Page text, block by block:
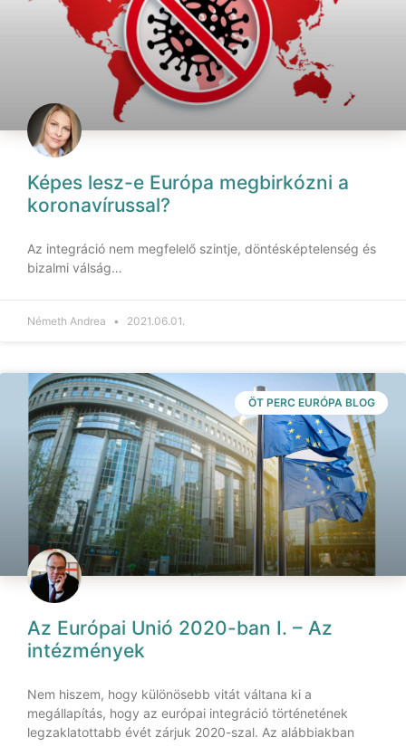
Képes lesz-e Európa megbirkózni a
koronavírussal?
Az integráció nem megfelelő szintje, döntésképtelenség és
bizalmi válság…
Németh Andrea 2021.06.01.
ÖT PERC EURÓPA BLOG
Az Európai Unió 2020-ban I. – Az
intézmények
Nem hiszem, hogy különösebb vitát váltana ki a
megállapítás, hogy az európai integráció történetének
legzaklatottabb évét zárjuk 2020-szal. Az alábbiakban